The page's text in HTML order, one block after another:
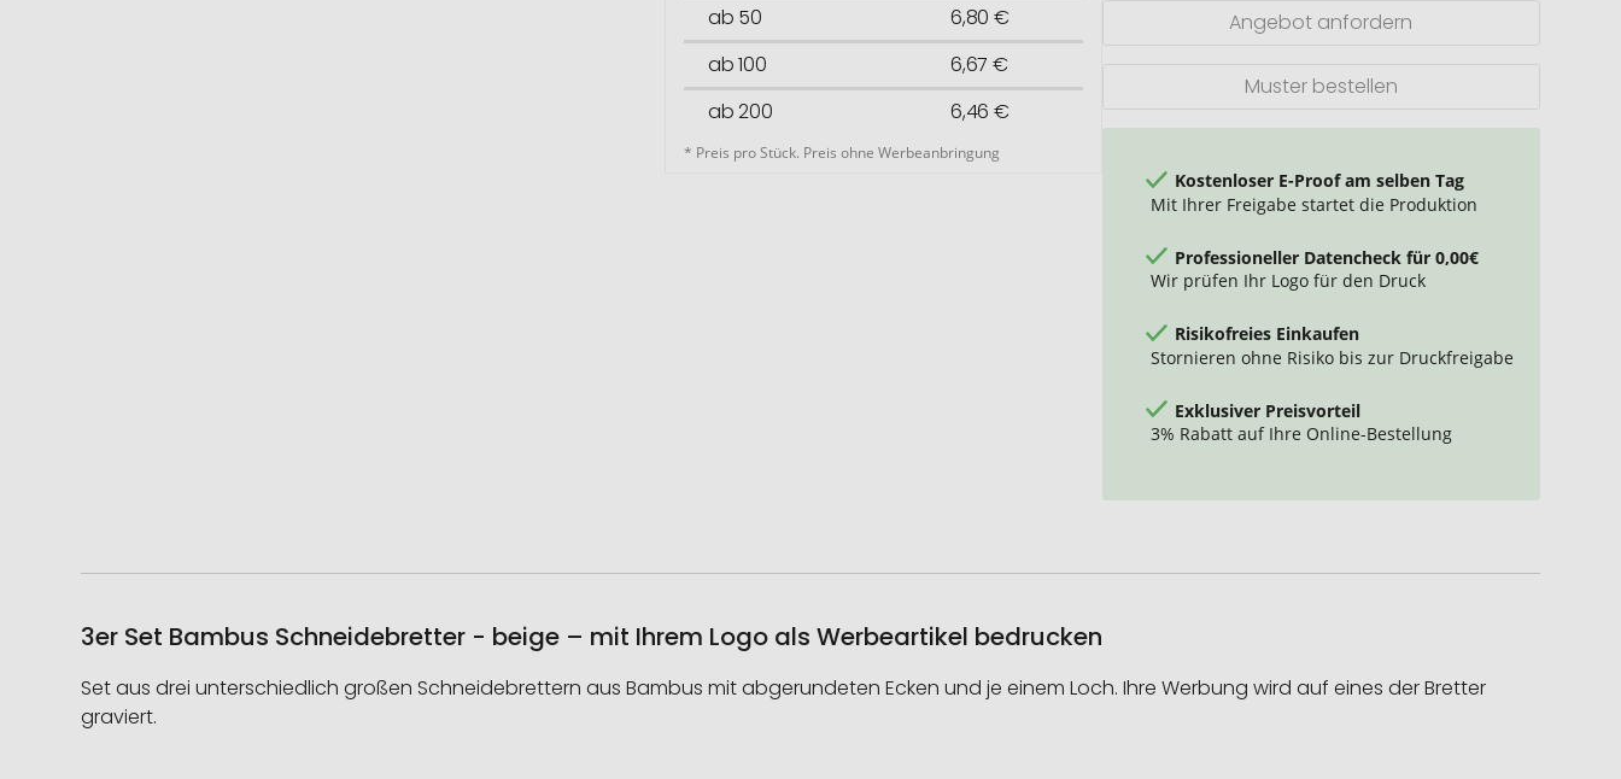
ab 50
6,80 €
ab 100
6,67 €
ab 200
6,46 €
* Preis pro Stück. Preis ohne Werbeanbringung
Angebot anfordern
Muster bestellen
Kostenloser E-Proof am selben Tag
Mit Ihrer Freigabe startet die Produktion
Professioneller Datencheck für 0,00€
Wir prüfen Ihr Logo für den Druck
Risikofreies Einkaufen
Stornieren ohne Risiko bis zur Druckfreigabe
Exklusiver Preisvorteil
3% Rabatt auf Ihre Online-Bestellung
3er Set Bambus Schneidebretter - beige – mit Ihrem Logo als Werbeartikel bedrucken
Set aus drei unterschiedlich großen Schneidebrettern aus Bambus mit abgerundeten Ecken und je einem Loch. Ihre Werbung wird auf eines der Bretter
graviert.